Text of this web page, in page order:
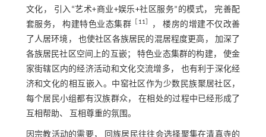
文化， 引入“艺术+商业+娱乐+社区服务”的模式， 完善配
套服务， 构建特色业态集群
11
， 楼房的增建不仅改善
了人居环境， 也使社区各族居民的混居程度更高， 加深了
各族居民社区空间上的互嵌； 特色业态集群的构建， 使金
家街辖区内的经济活动和文化交流增多， 也有利于深化经
济和文化的相互嵌入。中窑社区作为少数民族聚居社区，
每个居民小组都有汉族群众， 在相处的过程中已经形成了
互相帮助、 互相尊重的氛围。
因宗教活动的需要， 回族居民往往会选择聚集在清真寺的